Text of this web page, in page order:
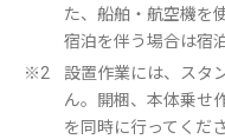
た、船舶・航空機を
宿泊を伴う場合は宿
※2
設置作業には、スタ
ん。開梱、本体乗せ
を同時に行ってくださ